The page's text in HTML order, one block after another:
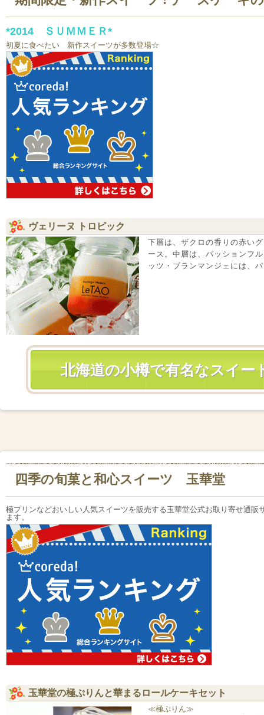
*2014 ＳＵＭＭＥＲ*
初夏に食べたい 新作スイーツが多数登場☆
ヴェリーヌ トロピック
下層は、ザクロの香りの赤い
ース。中層は、パッションフ
ッツ・ブランマンジェには、
北海道の小樽で有名なスイー
四季の旬菓と和心スイーツ 玉華堂
極プリンなどおいしい人気スイーツを販売する玉華堂公式お取り寄せ通
ます。
玉華堂の極ぷりんと華まるロールケーキセット
≪極ぷりん≫